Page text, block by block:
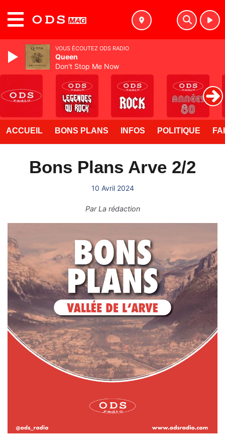
ACCUEIL BONS PLANS INFOS POLITIQUE
Bons Plans Arve 2/2
10 Avril 2024
ParLa rédaction
VOUS ÉCOUTEZ ODS RADIO
Queen
Don't Stop Me Now